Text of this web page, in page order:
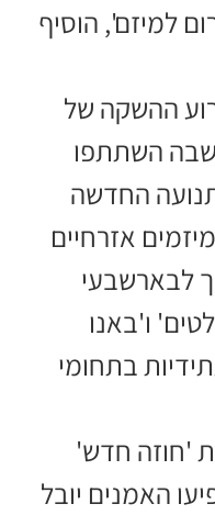
למיזם', הוסיף
ההשקה של
השתתפו
החדשה
אזרחיים
לבארשבעי
ו'באנו
בתחומי
'חוזה חדש'
האמנים יובל